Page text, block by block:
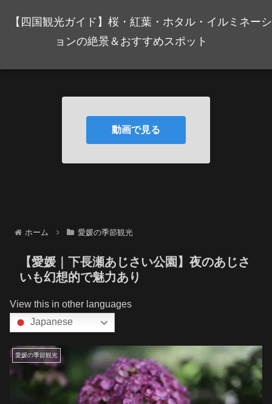
【四国観光ガイド】桜・紅葉・ホタル・イルミネーシ
ョンの絶景＆おすすめスポット
動画で見る
ホーム 愛媛の季節観光
【愛媛｜下長瀬あじさい公園】夜のあじさ
いも幻想的で魅力あり
View this in other languages
Japanese
愛媛の季節観光